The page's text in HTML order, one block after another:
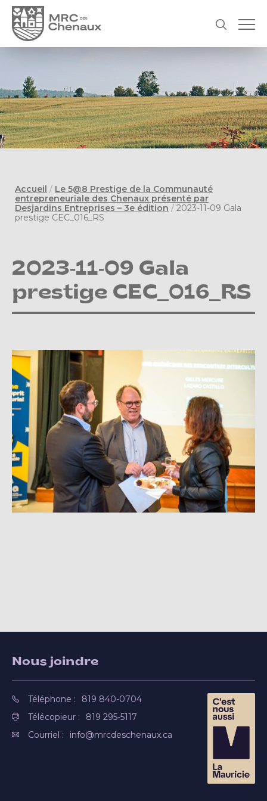
Accueil / Le 5@8 Prestige de la Communauté
entrepreneuriale des Chenaux présenté par
Desjardins Entreprises – 3e édition / 2023-11-09 Gala
prestige CEC_016_RS
2023-11-09 Gala
prestige CEC_016_RS
Nous joindre
Téléphone :
819 840-0704
Télécopieur :
819 295-5117
Courriel :
info@mrcdeschenaux.ca